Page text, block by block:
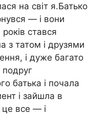
на світ я.Батько
— і вони
стався
з татом і друзями
і дуже багато
батька і почала
і зайшла в
все — і